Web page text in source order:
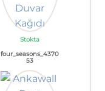
Stokta
four_seasons_4370
53